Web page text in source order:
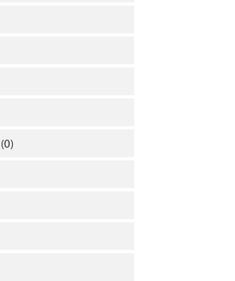
(0)